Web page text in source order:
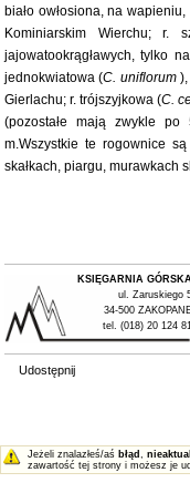
biało owłosiona, na
Kominiarskim Wierchu; r.
jajowatookrągławych, tylko
jednokwiatowa (C. uniflorum
Gierlachu; r. trójszyjkowa (C.
(pozostałe mają zwykle
m.Wszystkie te rogownice
skałkach, piargu, murawkach
KSIĘGARNIA
ul. Zaruskiego
34-500
tel. (018) 20 124
Udostępnij
Jeżeli znalazłeś/aś błąd ,
zawartość tej strony i możesz je